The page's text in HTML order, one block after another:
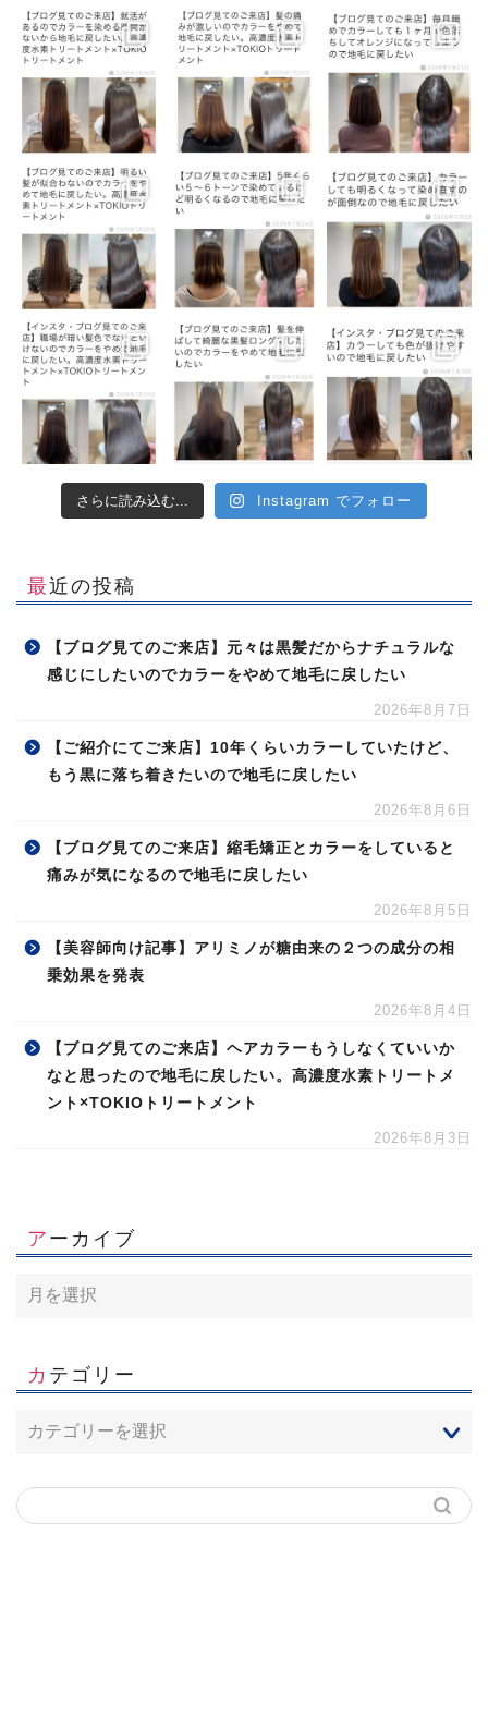
さらに読み込む... Instagram でフォロー
最近の投稿
【ブログ見てのご来店】元々は黒髪だからナチュラルな
感じにしたいのでカラーをやめて地毛に戻したい
2026年8月7日
【ご紹介にてご来店】10年くらいカラーしていたけど、
もう黒に落ち着きたいので地毛に戻したい
2026年8月6日
【ブログ見てのご来店】縮毛矯正とカラーをしていると
痛みが気になるので地毛に戻したい
2026年8月5日
【美容師向け記事】アリミノが糖由来の２つの成分の相
乗効果を発表
2026年8月4日
【ブログ見てのご来店】ヘアカラーもうしなくていいか
なと思ったので地毛に戻したい。高濃度水素トリートメ
ント×TOKIOトリートメント
2026年8月3日
アーカイブ
カテゴリー